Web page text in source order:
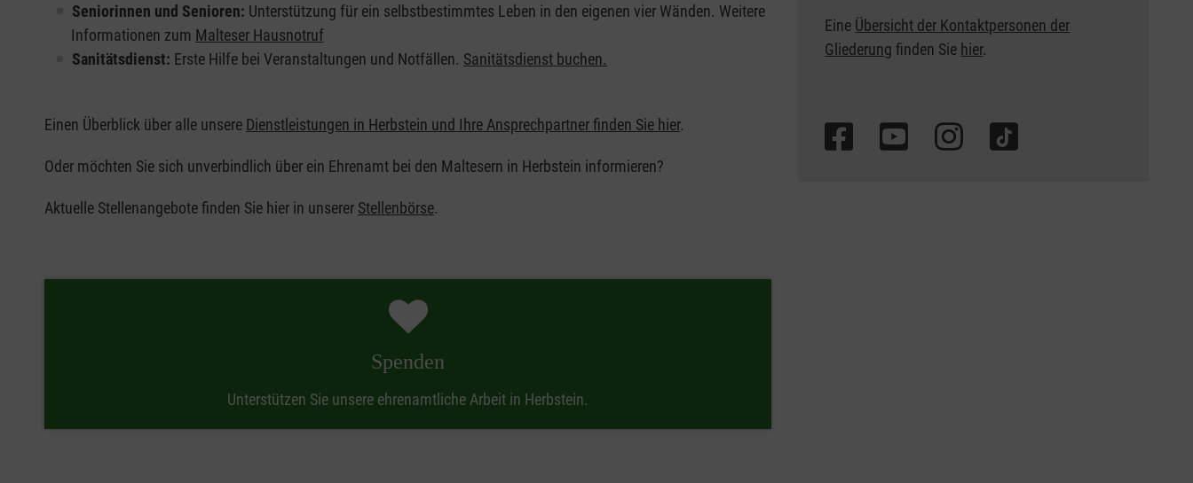
Seniorinnen und Senioren: Unterstützung für ein selbstbestimmtes Leben in den eigenen vier Wänden. Weitere
Informationen zum Malteser Hausnotruf
Sanitätsdienst: Erste Hilfe bei Veranstaltungen und Notfällen. Sanitätsdienst buchen.
Einen Überblick über alle unsere Dienstleistungen in Herbstein und Ihre Ansprechpartner finden Sie hier.
Oder möchten Sie sich unverbindlich über ein Ehrenamt bei den Maltesern in Herbstein informieren?
Aktuelle Stellenangebote finden Sie hier in unserer Stellenbörse.
Spenden
Unterstützen Sie unsere ehrenamtliche Arbeit in Herbstein.
Eine Übersicht der Kontaktpersonen der
Gliederung finden Sie hier.